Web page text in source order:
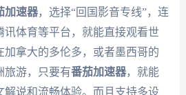
加速器，选择“回国影音专线”，连
讯体育等平台，就能直接观看世
加拿大的多伦多，或者墨西哥的
旅游，只要有番茄加速器，就能
解说和流畅体验。而且支持多设